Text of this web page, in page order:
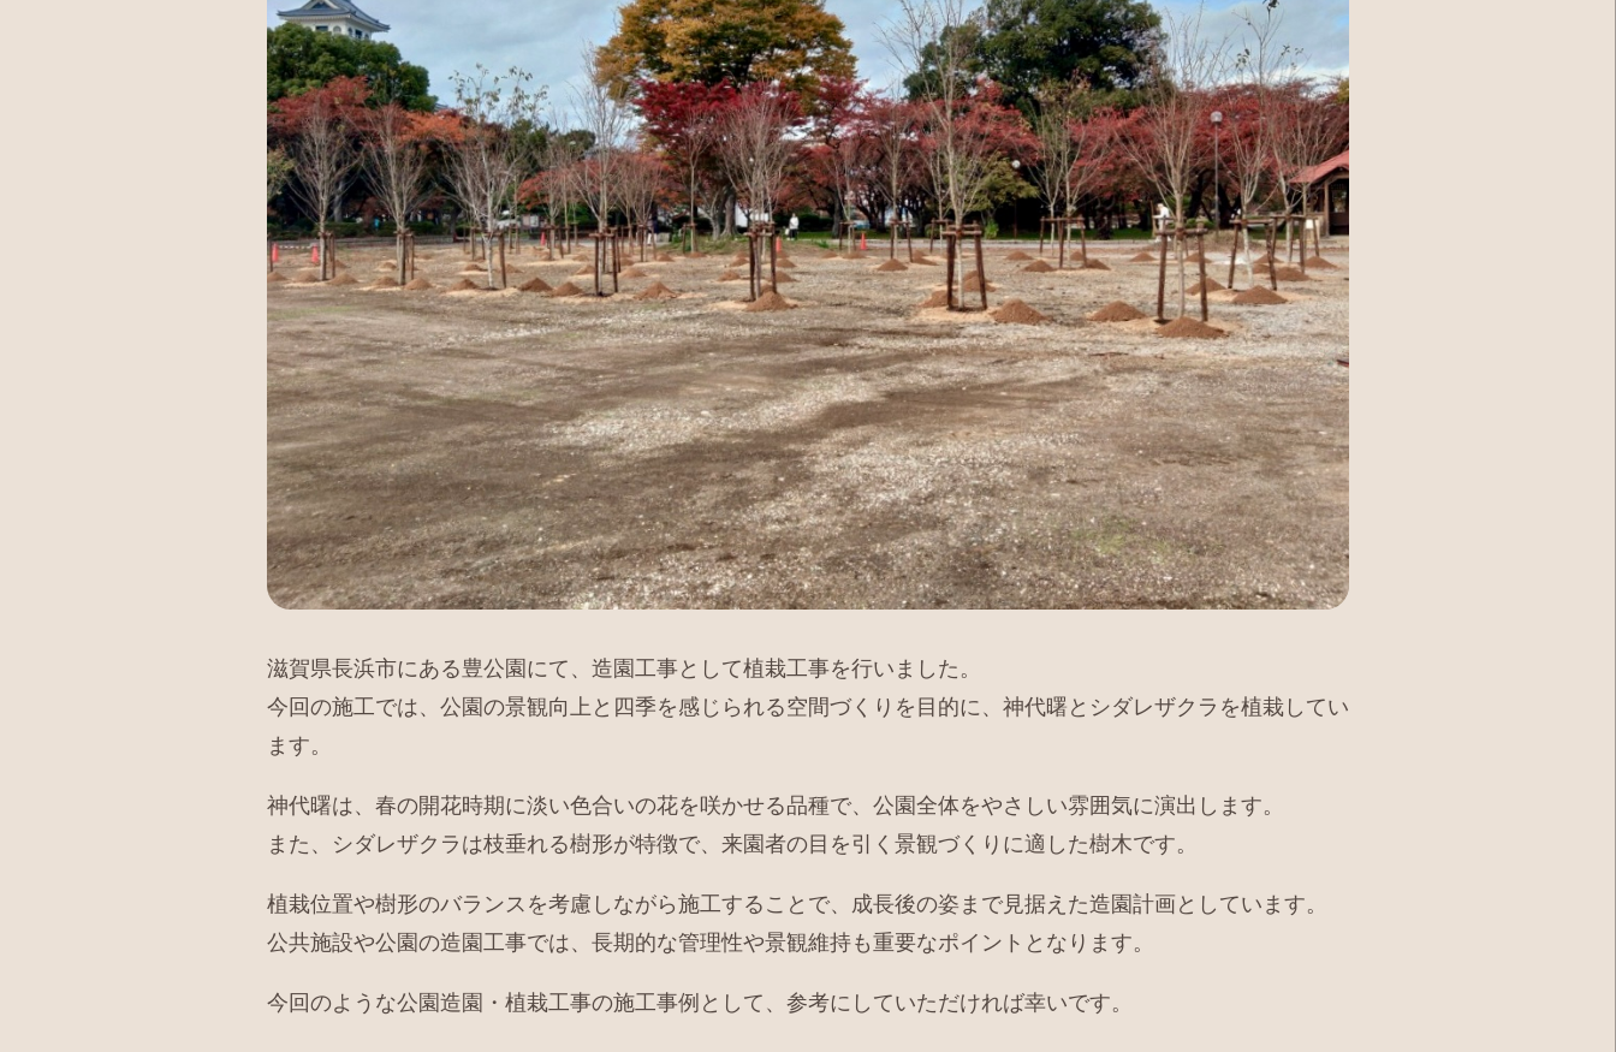
滋賀県長浜市にある豊公園にて、造園工事として植栽工事を行いました。
今回の施工では、公園の景観向上と四季を感じられる空間づくりを目的に、神代曙とシダレザクラを植栽してい
ます。
神代曙は、春の開花時期に淡い色合いの花を咲かせる品種で、公園全体をやさしい雰囲気に演出します。
また、シダレザクラは枝垂れる樹形が特徴で、来園者の目を引く景観づくりに適した樹木です。
植栽位置や樹形のバランスを考慮しながら施工することで、成長後の姿まで見据えた造園計画としています。
公共施設や公園の造園工事では、長期的な管理性や景観維持も重要なポイントとなります。
今回のような公園造園・植栽工事の施工事例として、参考にしていただければ幸いです。